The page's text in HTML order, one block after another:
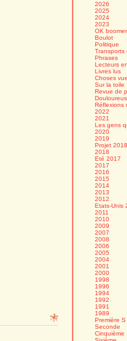
2026
2025
2024
2023
OK boomer
Boulot
Politique
Transports
Phrases
Lecteurs
Livres lus
Choses
Sur la toile
Revue de
Réflexions
2022
2021
Les gens
2020
2019
Projet 2018
2018
Eté 2017
2017
2016
2015
2014
2013
2012
Etats-Unis
2011
2010
2009
2007
2008
2006
2005
2004
2001
2000
1998
1996
1994
1992
1991
1989
Première S
Seconde
Cinquième